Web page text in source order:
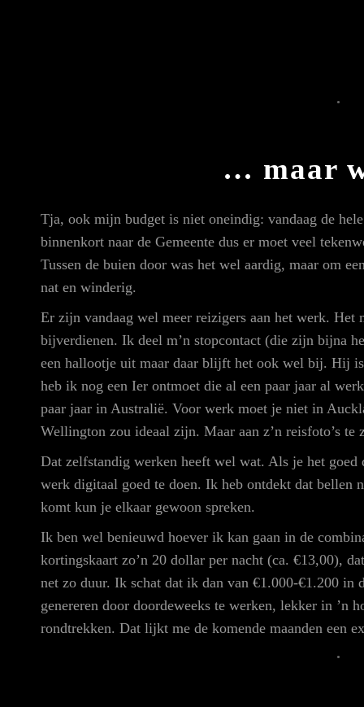
… maar
Tja, ook mijn budget is niet oneindig: vandaag de
binnenkort naar de Gemeente dus er moet veel
Tussen de buien door was het wel aardig, maar om
nat en winderig.
Er zijn vandaag wel meer reizigers aan het werk. Het
bijverdienen. Ik deel m’n stopcontact (die zijn bijna
een hallootje uit maar daar blijft het ook wel bij. Hij
heb ik nog een Ier ontmoet die al een paar jaar al
paar jaar in Australië. Voor werk moet je niet in
Wellington zou ideaal zijn. Maar aan z’n reisfoto’s
Dat zelfstandig werken heeft wel wat. Als je het goed
werk digitaal goed te doen. Ik heb ontdekt dat bellen
komt kun je elkaar gewoon spreken.
Ik ben wel benieuwd hoever ik kan gaan in de
kortingskaart zo’n 20 dollar per nacht (ca. €13,00),
net zo duur. Ik schat dat ik dan van €1.000-€1.200
genereren door doordeweeks te werken, lekker in ’n
rondtrekken. Dat lijkt me de komende maanden een